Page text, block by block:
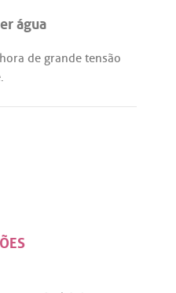
água
hora de grande tensão
.